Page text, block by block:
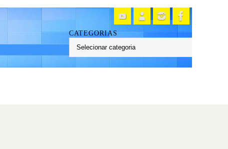
CATEGORIAS